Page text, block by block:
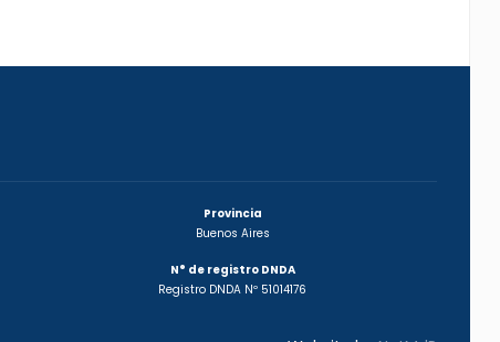
Provincia
Buenos Aires
N° de registro DNDA
Registro DNDA Nº 51014176